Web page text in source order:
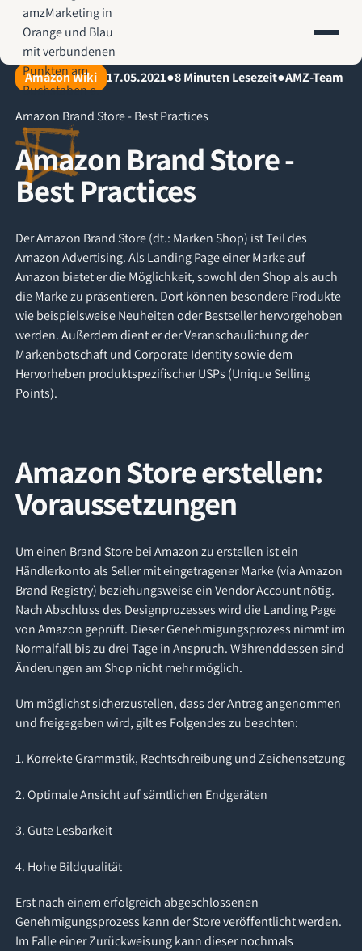
AMZ-Marketing.de - Amazon Agentur für profitables Wachstum
Amazon Wiki 17.05.2021●8Minuten Lesezeit●AMZ-Team
Amazon Brand Store - Best Practices
Amazon Brand Store -
Best Practices
Der Amazon Brand Store (dt.: Marken Shop) ist Teil des
Amazon Advertising. Als Landing Page einer Marke auf
Amazon bietet er die Möglichkeit, sowohl den Shop als auch
die Marke zu präsentieren. Dort können besondere Produkte
wie beispielsweise Neuheiten oder Bestseller hervorgehoben
werden. Außerdem dient er der Veranschaulichung der
Markenbotschaft und Corporate Identity sowie dem
Hervorheben produktspezifischer USPs (Unique Selling
Points).
Amazon Store erstellen:
Voraussetzungen
Um einen Brand Store bei Amazon zu erstellen ist ein
Händlerkonto als Seller mit eingetragener Marke (via Amazon
Brand Registry) beziehungsweise ein Vendor Account nötig.
Nach Abschluss des Designprozesses wird die Landing Page
von Amazon geprüft. Dieser Genehmigungsprozess nimmt im
Normalfall bis zu drei Tage in Anspruch. Währenddessen sind
Änderungen am Shop nicht mehr möglich.
Um möglichst sicherzustellen, dass der Antrag angenommen
und freigegeben wird, gilt es Folgendes zu beachten:
1. Korrekte Grammatik, Rechtschreibung und Zeichensetzung
2. Optimale Ansicht auf sämtlichen Endgeräten
3. Gute Lesbarkeit
4. Hohe Bildqualität
Erst nach einem erfolgreich abgeschlossenen
Genehmigungsprozess kann der Store veröffentlicht werden.
Im Falle einer Zurückweisung kann dieser nochmals